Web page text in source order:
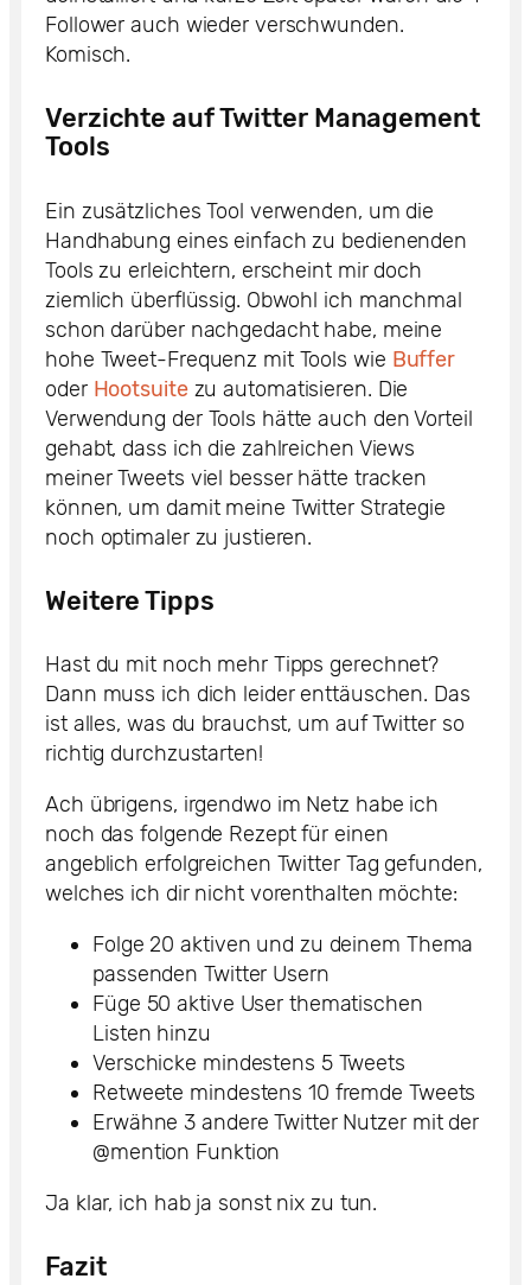
Follower auch wieder verschwunden.
Komisch.
Verzichte auf Twitter Management
Tools
Ein zusätzliches Tool verwenden, um die
Handhabung eines einfach zu bedienenden
Tools zu erleichtern, erscheint mir doch
ziemlich überflüssig. Obwohl ich manchmal
schon darüber nachgedacht habe, meine
hohe Tweet-Frequenz mit Tools wie Buffer
oder Hootsuitezu automatisieren. Die
Verwendung der Tools hätte auch den Vorteil
gehabt, dass ich die zahlreichen Views
meiner Tweets viel besser hätte tracken
können, um damit meine Twitter Strategie
noch optimaler zu justieren.
Weitere Tipps
Hast du mit noch mehr Tipps gerechnet?
Dann muss ich dich leider enttäuschen. Das
ist alles, was du brauchst, um auf Twitter so
richtig durchzustarten!
Ach übrigens, irgendwo im Netz habe ich
noch das folgende Rezept für einen
angeblich erfolgreichen Twitter Tag gefunden,
welches ich dir nicht vorenthalten möchte:
Folge 20 aktiven und zu deinem Thema
passenden Twitter Usern
Füge 50 aktive User thematischen
Listen hinzu
Verschicke mindestens 5 Tweets
Retweete mindestens 10 fremde Tweets
Erwähne 3 andere Twitter Nutzer mit der
@mention Funktion
Ja klar, ich hab ja sonst nix zu tun.
Fazit